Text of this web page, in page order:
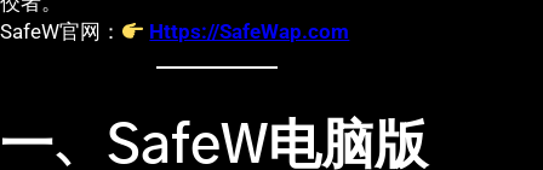
SafeW官网：
Https://SafeWap.com
一、SafeW电脑版